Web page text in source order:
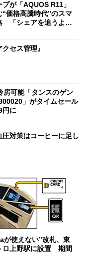
プが「AQUOS R11」
“価格高騰時代”のスマ
「シェアを追うより
セス管理』
房可能「タンスのゲン
」がタイムセール
円に
対策はコーヒーに足し
が使えない”改札、東
ロ上野駅に設置 期間